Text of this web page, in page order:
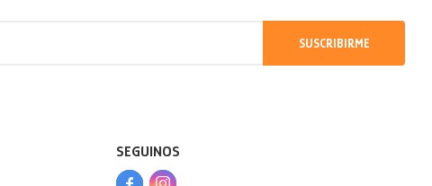
SUSCRIBIRME
SEGUINOS
 